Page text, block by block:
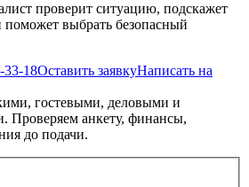
проверит ситуацию, подскажет
поможет выбрать безопасный
33-18Оставить заявкуНаписать на
гостевыми, деловыми и
Проверяем анкету, финансы,
до подачи.